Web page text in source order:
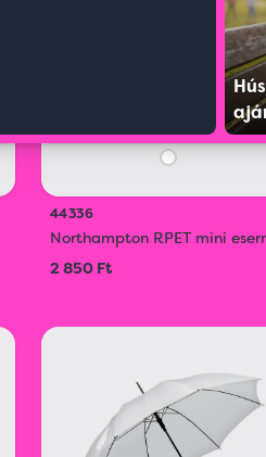
44336
Northampton RPET mini
2 850 Ft